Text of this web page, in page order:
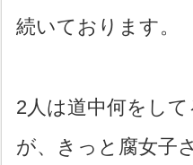
続いております。
2人は道中何をし
が、きっと腐女子